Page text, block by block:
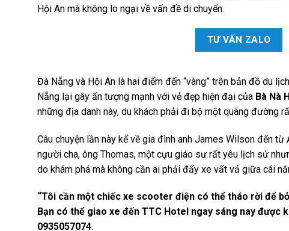
Hội An mà không lo ngại về vấn đề di chuyển.
TƯ VẤN ZALO
Đà Nẵng và Hội An là hai điểm đến “vàng” trên bản đồ du
Nẵng lại gây ấn tượng mạnh với vẻ đẹp hiện đại của Bà Nà
những địa danh này, du khách phải đi bộ một quãng đường
Câu chuyện lần này kể về gia đình anh James Wilson đến từ
người cha, ông Thomas, một cựu giáo sư rất yêu lịch sử
do khám phá mà không cần ai phải đẩy xe vất vả giữa cái
“Tôi cần một chiếc xe scooter điện có thể tháo rời để
Bạn có thể giao xe đến TTC Hotel ngay sáng nay được
0935057074.